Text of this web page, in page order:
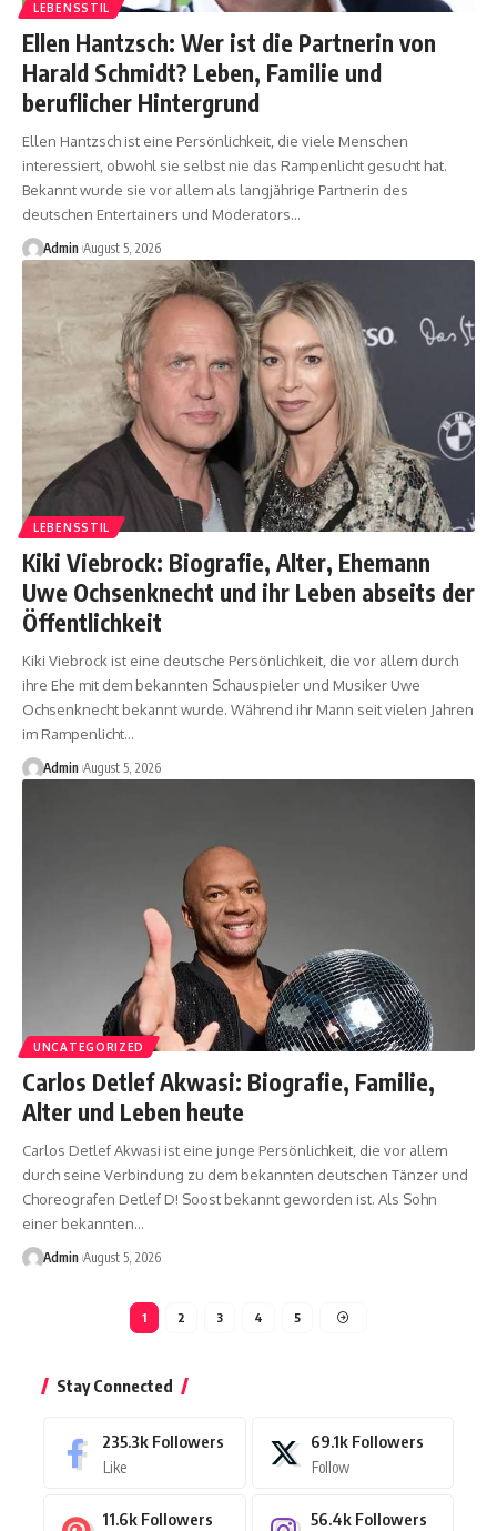
LEBENSSTIL
Ellen Hantzsch: Wer ist die Partnerin von
Harald Schmidt? Leben, Familie und
beruflicher Hintergrund
Ellen Hantzsch ist eine Persönlichkeit, die viele Menschen
interessiert, obwohl sie selbst nie das Rampenlicht gesucht hat.
Bekannt wurde sie vor allem als langjährige Partnerin des
deutschen Entertainers und Moderators…
Admin August 5, 2026
LEBENSSTIL
Kiki Viebrock: Biografie, Alter, Ehemann
Uwe Ochsenknecht und ihr Leben abseits der
Öffentlichkeit
Kiki Viebrock ist eine deutsche Persönlichkeit, die vor allem durch
ihre Ehe mit dem bekannten Schauspieler und Musiker Uwe
Ochsenknecht bekannt wurde. Während ihr Mann seit vielen Jahren
im Rampenlicht…
Admin August 5, 2026
UNCATEGORIZED
Carlos Detlef Akwasi: Biografie, Familie,
Alter und Leben heute
Carlos Detlef Akwasi ist eine junge Persönlichkeit, die vor allem
durch seine Verbindung zu dem bekannten deutschen Tänzer und
Choreografen Detlef D! Soost bekannt geworden ist. Als Sohn
einer bekannten…
Admin August 5, 2026
1 2 3 4 5
Stay Connected
235.3k Followers
Like
69.1k Followers
Follow
11.6k Followers 56.4k Followers